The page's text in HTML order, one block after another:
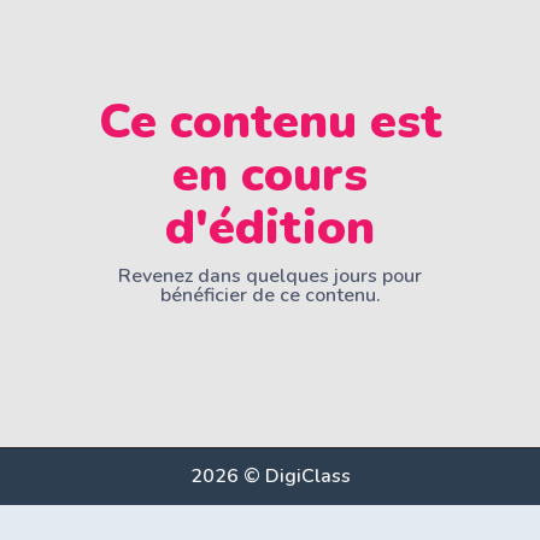
Ce contenu est
en cours
d'édition
Revenez dans quelques jours pour
bénéficier de ce contenu.
2026 © DigiClass